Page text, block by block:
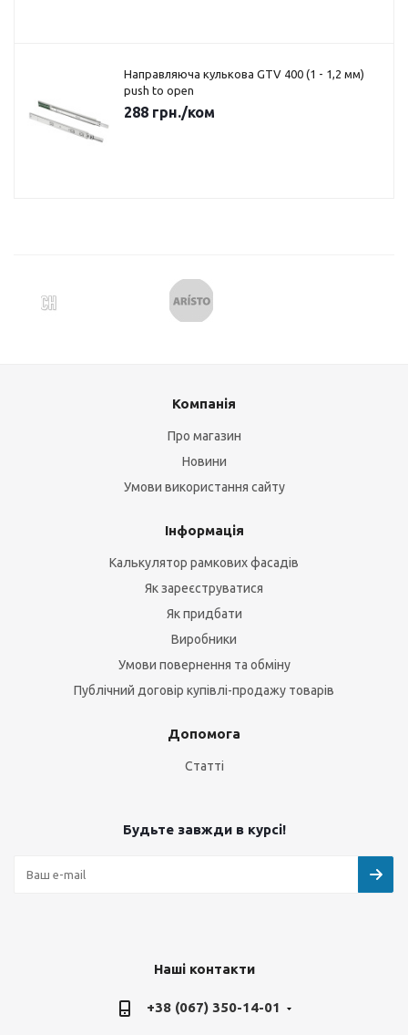
Направляюча кулькова GTV 400 (1 - 1,2 мм)
push to open
288 грн./ком
Компанія
Про магазин
Новини
Умови використання сайту
Інформація
Калькулятор рамкових фасадів
Як зареєструватися
Як придбати
Виробники
Умови повернення та обміну
Публічний договір купівлі-продажу товарів
Допомога
Статті
Будьте завжди в курсі!
Наші контакти
+38 (067) 350-14-01